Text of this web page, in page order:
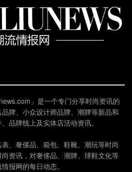
」是一个专门分享时尚资讯的
牌、小众设计师品牌、潮牌等新品和
品牌线上及实体店活动资讯。
、奢侈品、箱包、鞋靴、潮玩等时尚
资讯，对奢侈品、潮牌、球鞋文化等
报网的每日动态。